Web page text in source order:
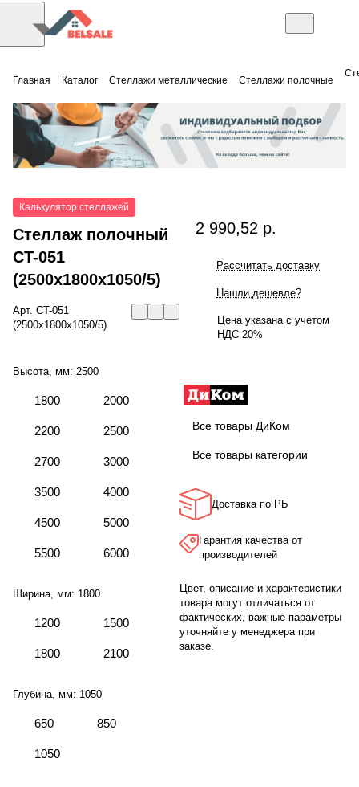
Главная Каталог Стеллажи металлические Стеллажи полочные
Калькулятор стеллажей
Стеллаж полочный
СT-051
(2500x1800x1050/5)
Арт. СT-051
(2500x1800x1050/5)
Высота, мм: 2500
1800 2000
2200 2500
2700 3000
3500 4000
4500 5000
5500 6000
Ширина, мм: 1800
1200 1500
1800 2100
Глубина, мм: 1050
650 850
1050
2 990,52 р.
Рассчитать доставку
Нашли дешевле?
Цена указана с учетом
НДС 20%
Все товары ДиКом
Все товары категории
Доставка по РБ
Гарантия качества от
производителей
Цвет, описание и характеристики
товара могут отличаться от
фактических, важные параметры
уточняйте у менеджера при
заказе.